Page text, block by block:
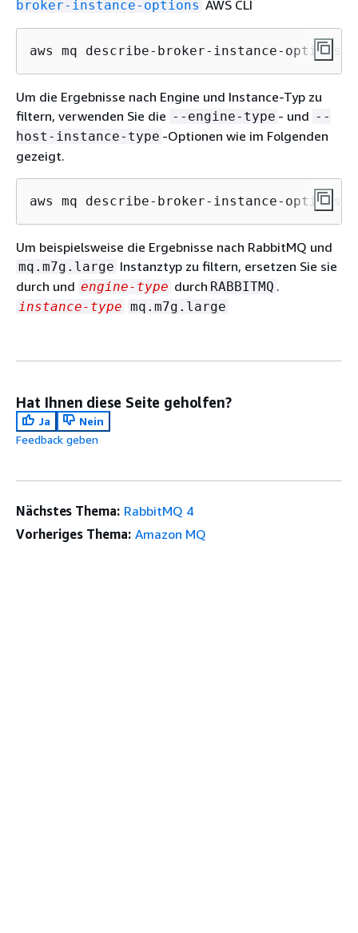
broker-instance-options AWS CLI
aws mq describe-broker-instance-options
Um die Ergebnisse nach Engine und Instance-Typ zu
filtern, verwenden Sie die --engine-type - und --
host-instance-type -Optionen wie im Folgenden
gezeigt.
aws mq describe-broker-instance-options
Um beispielsweise die Ergebnisse nach RabbitMQ und
mq.m7g.large Instanztyp zu filtern, ersetzen Sie sie
durch und engine-type durch RABBITMQ .
instance-type mq.m7g.large
Hat Ihnen diese Seite geholfen?
Ja
Nein
Feedback geben
Nächstes Thema: RabbitMQ 4
Vorheriges Thema: Amazon MQ